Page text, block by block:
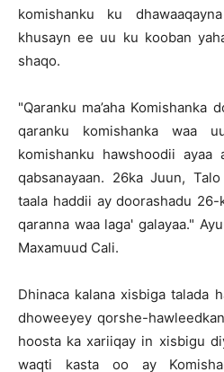
komishanku ku
khusayn ee uu ku kooban
shaqo.
"Qaranku ma’aha Komishanka
qaranku komishanka waa
komishanku hawshoodii
qabsanayaan. 26ka Juun,
taala haddii ay doorashadu
qaranna waa laga' galayaa."
Maxamuud Cali.
Dhinaca kalana xisbiga talada
dhoweeyey qorshe-
hoosta ka xariiqay in xisbigu
waqti kasta oo ay